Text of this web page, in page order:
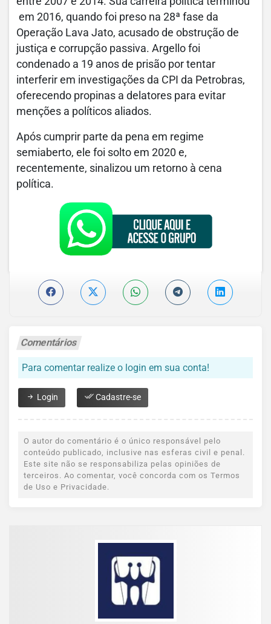
em 2016, quando foi preso na 28ª fase da
Operação Lava Jato, acusado de obstrução de
justiça e corrupção passiva. Argello foi
condenado a 19 anos de prisão por tentar
interferir em investigações da CPI da Petrobras,
oferecendo propinas a delatores para evitar
menções a políticos aliados.
Após cumprir parte da pena em regime
semiaberto, ele foi solto em 2020 e,
recentemente, sinalizou um retorno à cena
política.
Comentários
Para comentar realize o login em sua conta!
Login Cadastre-se
O autor do comentário é o único responsável pelo
conteúdo publicado, inclusive nas esferas civil e penal.
Este site não se responsabiliza pelas opiniões de
terceiros. Ao comentar, você concorda com os Termos
de Uso e Privacidade.